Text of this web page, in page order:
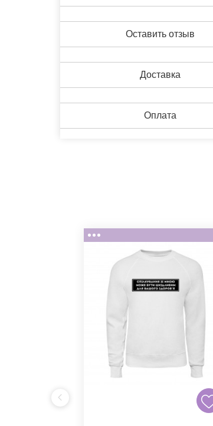
Оставить отзыв
Доставка
Оплата